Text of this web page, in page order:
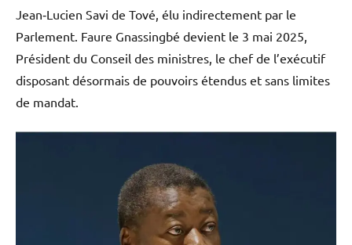
Jean‑Lucien Savi de Tové, élu indirectement par le
Parlement. Faure Gnassingbé devient le 3 mai 2025,
Président du Conseil des ministres, le chef de l’exécutif
disposant désormais de pouvoirs étendus et sans limites
de mandat.